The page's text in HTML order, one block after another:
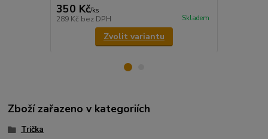
350 Kč/ks
289 Kč bez DPH Skladem
Zvolit variantu
Zboží zařazeno v kategoriích
Trička